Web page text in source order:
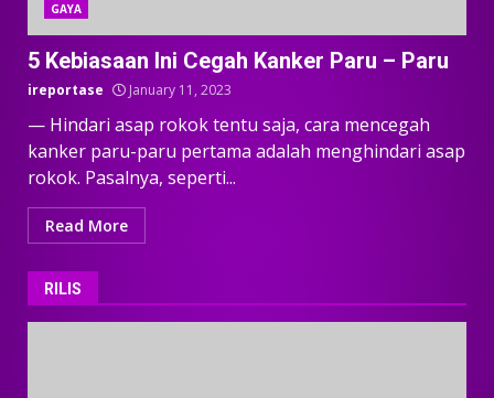
GAYA
5 Kebiasaan Ini Cegah Kanker Paru – Paru
ireportase January 11, 2023
— Hindari asap rokok tentu saja, cara mencegah
kanker paru-paru pertama adalah menghindari asap
rokok. Pasalnya, seperti...
Read More
RILIS